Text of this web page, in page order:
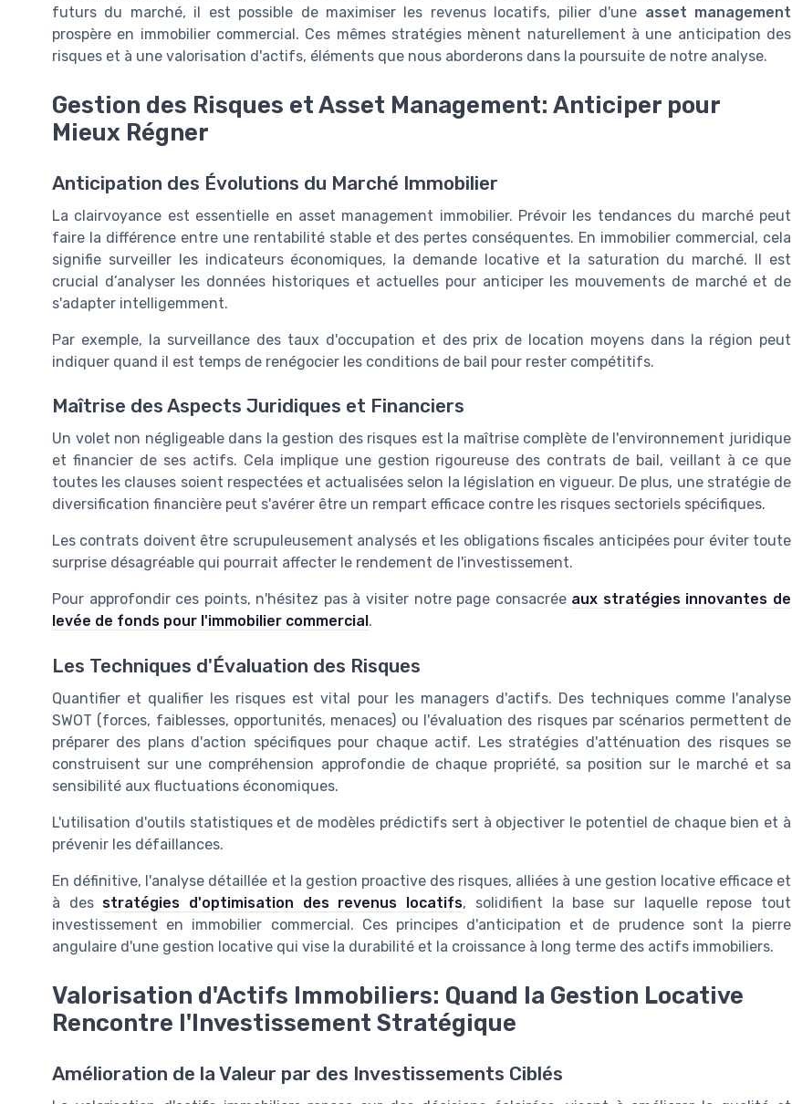
futurs du marché, il est possible de maximiser les revenus locatifs, pilier d'une asset management
prospère en immobilier commercial. Ces mêmes stratégies mènent naturellement à une anticipation des
risques et à une valorisation d'actifs, éléments que nous aborderons dans la poursuite de notre analyse.
Gestion des Risques et Asset Management: Anticiper pour
Mieux Régner
Anticipation des Évolutions du Marché Immobilier
La clairvoyance est essentielle en asset management immobilier. Prévoir les tendances du marché peut
faire la différence entre une rentabilité stable et des pertes conséquentes. En immobilier commercial, cela
signifie surveiller les indicateurs économiques, la demande locative et la saturation du marché. Il est
crucial d’analyser les données historiques et actuelles pour anticiper les mouvements de marché et de
s'adapter intelligemment.
Par exemple, la surveillance des taux d'occupation et des prix de location moyens dans la région peut
indiquer quand il est temps de renégocier les conditions de bail pour rester compétitifs.
Maîtrise des Aspects Juridiques et Financiers
Un volet non négligeable dans la gestion des risques est la maîtrise complète de l'environnement juridique
et financier de ses actifs. Cela implique une gestion rigoureuse des contrats de bail, veillant à ce que
toutes les clauses soient respectées et actualisées selon la législation en vigueur. De plus, une stratégie de
diversification financière peut s'avérer être un rempart efficace contre les risques sectoriels spécifiques.
Les contrats doivent être scrupuleusement analysés et les obligations fiscales anticipées pour éviter toute
surprise désagréable qui pourrait affecter le rendement de l'investissement.
Pour approfondir ces points, n'hésitez pas à visiter notre page consacrée aux stratégies innovantes de
levée de fonds pour l'immobilier commercial .
Les Techniques d'Évaluation des Risques
Quantifier et qualifier les risques est vital pour les managers d'actifs. Des techniques comme l'analyse
SWOT (forces, faiblesses, opportunités, menaces) ou l'évaluation des risques par scénarios permettent de
préparer des plans d'action spécifiques pour chaque actif. Les stratégies d'atténuation des risques se
construisent sur une compréhension approfondie de chaque propriété, sa position sur le marché et sa
sensibilité aux fluctuations économiques.
L'utilisation d'outils statistiques et de modèles prédictifs sert à objectiver le potentiel de chaque bien et à
prévenir les défaillances.
En définitive, l'analyse détaillée et la gestion proactive des risques, alliées à une gestion locative efficace et
à des stratégies d'optimisation des revenus locatifs, solidifient la base sur laquelle repose tout
investissement en immobilier commercial. Ces principes d'anticipation et de prudence sont la pierre
angulaire d'une gestion locative qui vise la durabilité et la croissance à long terme des actifs immobiliers.
Valorisation d'Actifs Immobiliers: Quand la Gestion Locative
Rencontre l'Investissement Stratégique
Amélioration de la Valeur par des Investissements Ciblés